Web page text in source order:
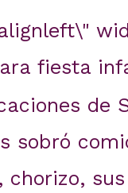
fiesta
de
sobró